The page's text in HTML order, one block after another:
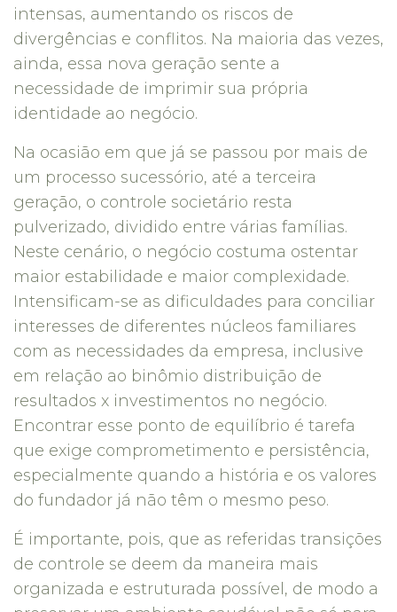
intensas, aumentando os riscos de
divergências e conflitos. Na maioria das vezes,
ainda, essa nova geração sente a
necessidade de imprimir sua própria
identidade ao negócio.
Na ocasião em que já se passou por mais de
um processo sucessório, até a terceira
geração, o controle societário resta
pulverizado, dividido entre várias famílias.
Neste cenário, o negócio costuma ostentar
maior estabilidade e maior complexidade.
Intensificam-se as dificuldades para conciliar
interesses de diferentes núcleos familiares
com as necessidades da empresa, inclusive
em relação ao binômio distribuição de
resultados x investimentos no negócio.
Encontrar esse ponto de equilíbrio é tarefa
que exige comprometimento e persistência,
especialmente quando a história e os valores
do fundador já não têm o mesmo peso.
É importante, pois, que as referidas transições
de controle se deem da maneira mais
organizada e estruturada possível, de modo a